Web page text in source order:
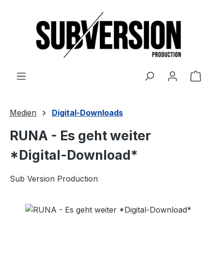
Medien Digital-Downloads
RUNA - Es geht weiter
*Digital-Download*
Sub Version Production
Bildergalerie überspringen